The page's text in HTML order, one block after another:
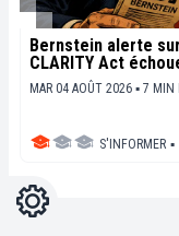
Bernstein alerte
CLARITY Act
MAR 04 AOÛT 2026 ▪ 7 MIN
S'INFORMER ▪
Réglages